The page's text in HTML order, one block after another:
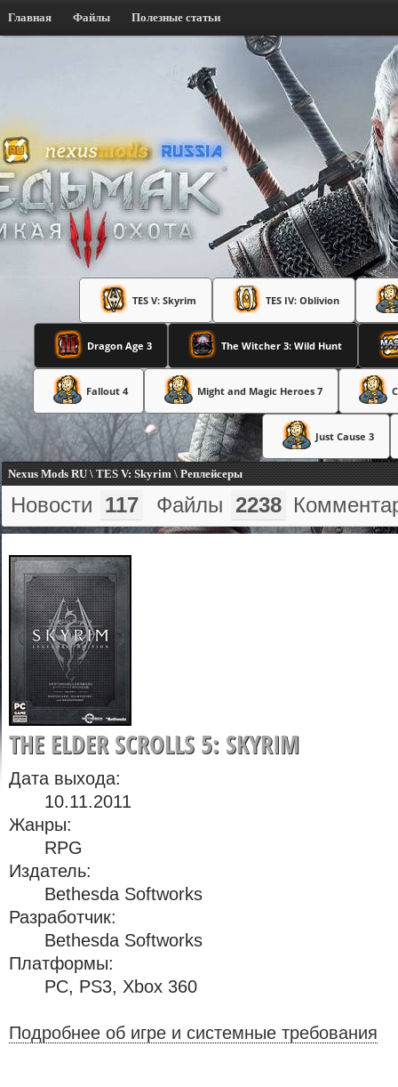
Главная Файлы Полезные статьи
TES V: Skyrim TES IV: Oblivion
Dragon Age 3 The Witcher 3: Wild Hunt
Fallout 4 Might and Magic Heroes 7
Just Cause 3
Nexus Mods RU \ TES V: Skyrim \ Реплейсеры
Новости 117 Файлы 2238
THE ELDER SCROLLS 5: SKYRIM
Дата выхода:
10.11.2011
Жанры:
RPG
Издатель:
Bethesda Softworks
Разработчик:
Bethesda Softworks
Платформы:
PC, PS3, Xbox 360
Подробнее об игре и системные требования